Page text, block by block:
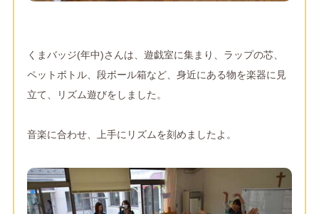
くまバッジ(年中)さんは、遊戯室に集まり、ラップの芯、
ペットボトル、段ボール箱など、身近にある物を楽器に見
立て、リズム遊びをしました。
音楽に合わせ、上手にリズムを刻めましたよ。